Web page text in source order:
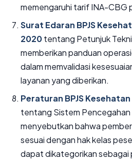
memengaruhi tarif INA-CBG
Surat Edaran BPJS
2020tentang Petunjuk
memberikan panduan
dalam memvalidasi
layanan yang diberikan.
Peraturan BPJS
tentang Sistem
menyebutkan bahwa
sesuai dengan hak kelas
dapat dikategorikan sebagai